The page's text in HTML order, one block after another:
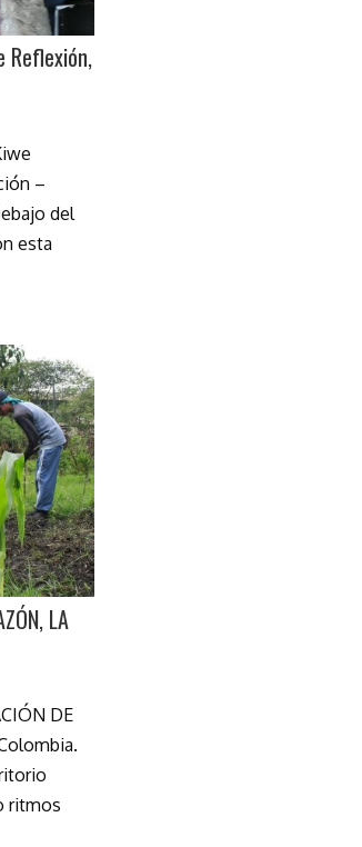
Reflexión,
–
del
esta
LA
DE
ritmos